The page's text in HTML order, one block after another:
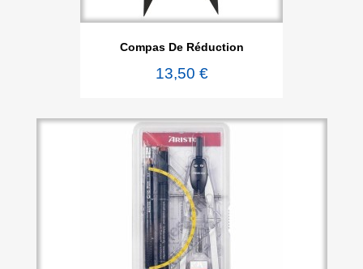
Compas De Réduction
13,50 €